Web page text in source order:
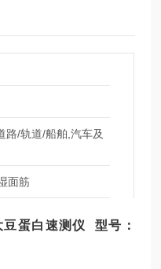
路/轨道/船舶,汽车及
面筋
豆蛋白速测仪
型号：